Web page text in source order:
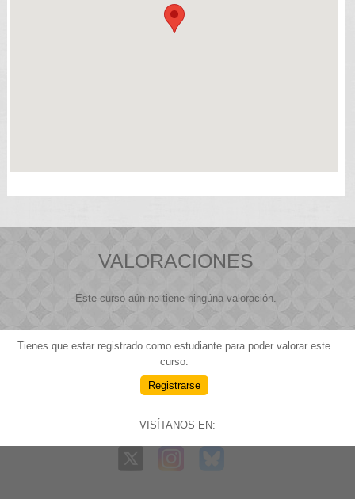
VALORACIONES
Este curso aún no tiene ningúna valoración.
Tienes que estar registrado como estudiante para poder valorar este
curso.
Registrarse
VISÍTANOS EN: